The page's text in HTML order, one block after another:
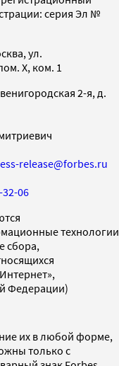
серия Эл №
ул.
X, ком. 1
2-я, д.
release@forbes.ru
32-06
технологии
сбора,
Федерации)
их в любой форме,
только с